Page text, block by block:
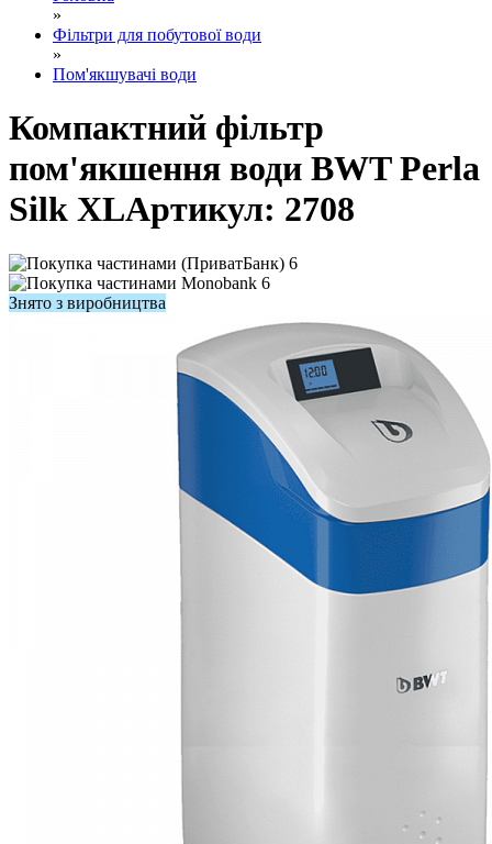
»
Фільтри для побутової води
»
Пом'якшувачі води
Компактний фільтр
пом'якшення води BWT Perla
Silk XLАртикул: 2708
6
6
Знято з виробництва